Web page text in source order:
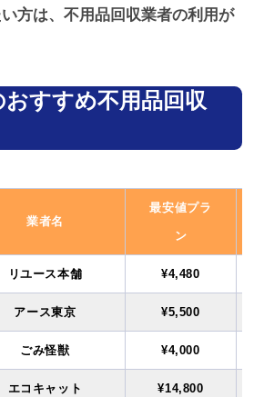
方は、不用品回収業者の利用が
おすすめ不用品回収
業者名
最安値プラ
ン
リユース本舗 ¥4,480
アース東京 ¥5,500
ごみ怪獣 ¥4,000
エコキャット ¥14,800